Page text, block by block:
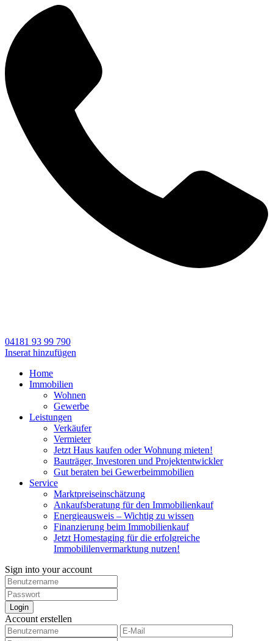
04181 93 99 790
Inserat hinzufügen
Home
Immobilien
Wohnen
Gewerbe
Leistungen
Verkäufer
Vermieter
Jetzt Haus kaufen oder Wohnung mieten!
Bauträger, Investoren und Projektentwickler
Gut beraten bei Gewerbeimmobilien
Service
Marktpreiseinschätzung
Ankaufsberatung für den Immobilienkauf
Energieausweis – Wichtig zu wissen
Finanzierung beim Immobilienkauf
Jetzt Homestaging für die erfolgreiche
Immobililenvermarktung nutzen!
Sign into your account
Login
Account erstellen